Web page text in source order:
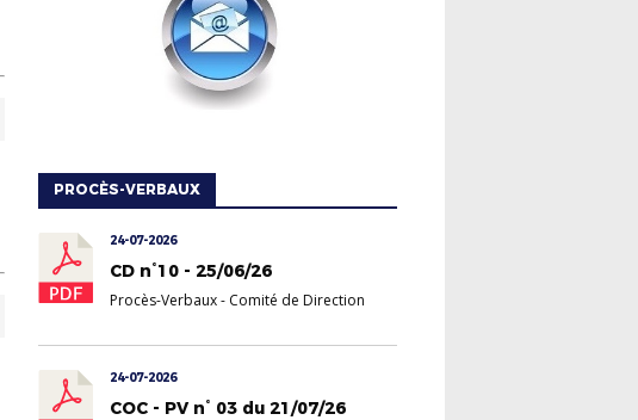
PROCÈS-VERBAUX
24-07-2026
CD n°10 - 25/06/26
Procès-Verbaux- Comité de Direction
24-07-2026
COC - PV n° 03 du 21/07/26